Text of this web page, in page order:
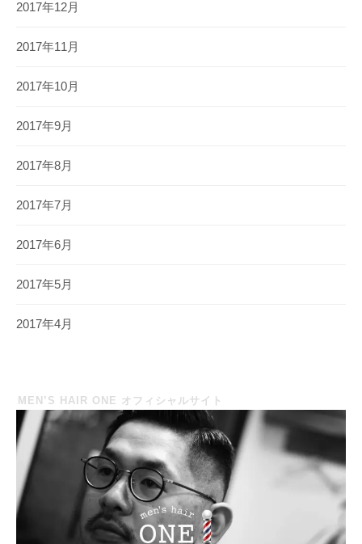
2017年12月
2017年11月
2017年10月
2017年9月
2017年8月
2017年7月
2017年6月
2017年5月
2017年4月
MEN’S HAIR ONE オフィシャルサイト